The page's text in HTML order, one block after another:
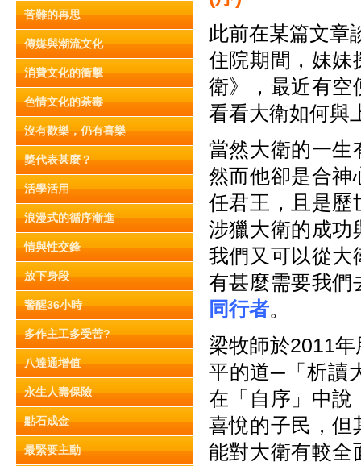
苦難的再思
傳媒與潮流文化
消費文化的衝擊
色情文化的荼毒
沒有歡樂，仍有喜樂
獎代表甚麼？
活學活用
浪漫式的循序漸進
情與性交鋒
放下身段
警醒36小時
多作主工多受苦?
八達通增值
永生人壽保險
點石成金
最緊要主動
此前在某篇文章
住院期間，妹妹
衛》，最近有空
看看大衛如何與
當然大衛的一生
然而他卻是合神
任君王，且是歷
涉獵大衛的成功
我們又可以從大
有甚麼需要我們
同行者。
梁牧師於2011
平的道─「析讀
在「自序」中說
喜悅的子民，但
能對大衛有較全